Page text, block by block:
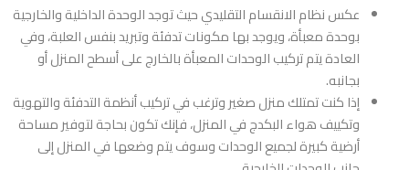
عكس نظام الانقسام التقليدي حيث توجد الوحدة الداخلية والخارجية
بوحدة معبأة، ويوجد بها مكونات تدفئة وتبريد بنفس العلبة، وفي
العادة يتم تركيب الوحدات المعبأة بالخارج على أسطح المنزل أو
بجانبه.
إذا كنت تمتلك منزل صغير وترغب في تركيب أنظمة التدفئة والتهوية
وتكييف هواء البكدج في المنزل، فإنك تكون بحاجة لتوفير مساحة
أرضية كبيرة لجميع الوحدات وسوف يتم وضعها في المنزل إلى